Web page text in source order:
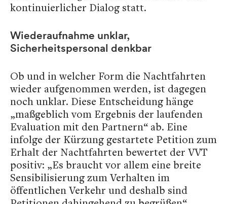
kontinuierlicher Dialog statt.
Wiederaufnahme unklar,
Sicherheitspersonal denkbar
Ob und in welcher Form die Nachtfahrten
wieder aufgenommen werden, ist dagegen
noch unklar. Diese Entscheidung hänge
„maßgeblich vom Ergebnis der laufenden
Evaluation mit den Partnern“ ab. Eine
infolge der Kürzung gestartete Petition zum
Erhalt der Nachtfahrten bewertet der VVT
positiv: „Es braucht vor allem eine breite
Sensibilisierung zum Verhalten im
öffentlichen Verkehr und deshalb sind